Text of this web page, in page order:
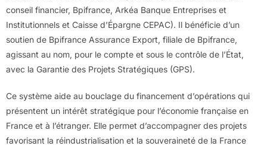
conseil financier, Bpifrance, Arkéa Banque Entreprises et
Institutionnels et Caisse d’Épargne CEPAC). Il bénéficie d’un
soutien de Bpifrance Assurance Export, filiale de Bpifrance,
agissant au nom, pour le compte et sous le contrôle de l’État,
avec la Garantie des Projets Stratégiques (GPS).
Ce système aide au bouclage du financement d’opérations qui
présentent un intérêt stratégique pour l’économie française en
France et à l’étranger. Elle permet d’accompagner des projets
favorisant la réindustrialisation et la souveraineté de la France